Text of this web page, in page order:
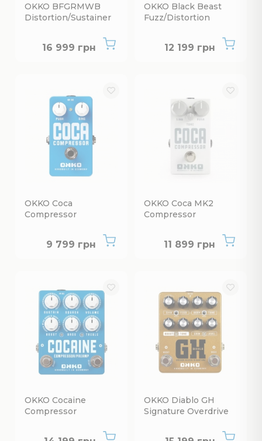
OKKO BFGRMWB
Distortion/Sustainer
16 999 грнНет в наличии
OKKO Black Beast
Fuzz/Distortion
12 199 грнНет в наличии
OKKO Coca
Compressor
9 799 грнНет в наличии
OKKO Coca MK2
Compressor
11 899 грнНет в наличии
OKKO Cocaine
Compressor
Нет в наличии
OKKO Diablo GH
Signature Overdrive
Нет в наличии